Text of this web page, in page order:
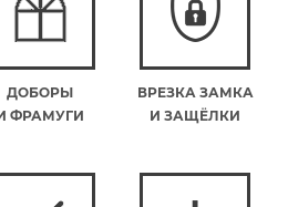
ДОБОРЫ
ФРАМУГИ
ВРЕЗКА ЗАМКА
И ЗАЩЁЛКИ